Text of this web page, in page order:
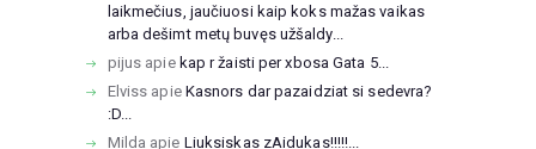
laikmečius, jaučiuosi kaip koks mažas vaikas
arba dešimt metų buvęs užšaldy...
pijus apie kap r žaisti per xbosa Gata 5...
Elviss apie Kasnors dar pazaidziat si sedevra?
:D...
Milda apie Liuksiskas zAidukas!!!!!...